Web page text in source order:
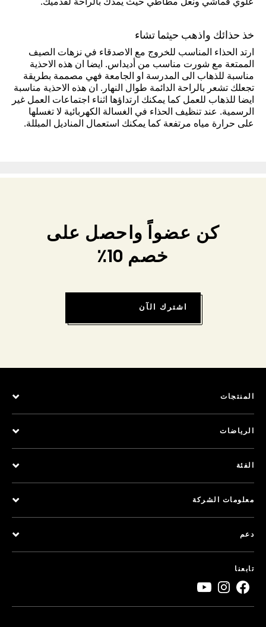
علوي قماشي ونعل مطاطي حيث يمدك بالراحة لقدميك.
خذ حذائك واذهب حيثما تشاء
ارتد الحذاء المناسب للخروج مع الاصدقاء في نزهات الصيف
الممتعة مع شورت مناسب من أديداس. ايضا ان هذه الاحذية
مناسبة للذهاب الى المدرسة او الجامعة فهي مصممة بطريقة
تجعلك تشعر بالراحة الدائمة طوال النهار. ان هذه الاحذية مناسبة
ايضا للذهاب للعمل كما يمكنك ارتداؤها اثناء اجتماعات العمل غير
الرسمية. عند تنظيف الحذاء في الغسالة الكهربائية لا تغسلها
على حرارة مياه مرتفعة كما يمكنك استعمال المناديل المبللة.
كن عضواً واحصل على
خصم 10٪
اشترك الآن
المنتجات
الرياضات
الفئة
معلومات الشركة
دعم
تابعنا